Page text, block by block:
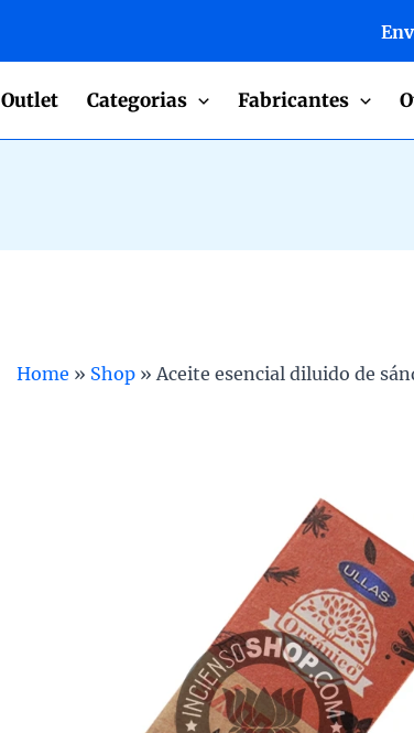
Outlet Categorias Fabricantes
Home » Shop »Aceite esencial diluido de